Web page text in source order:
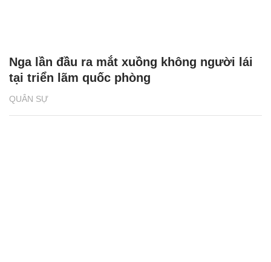
QUÂN SỰ
Nga lần đầu ra mắt xuồng không người lái
tại triển lãm quốc phòng